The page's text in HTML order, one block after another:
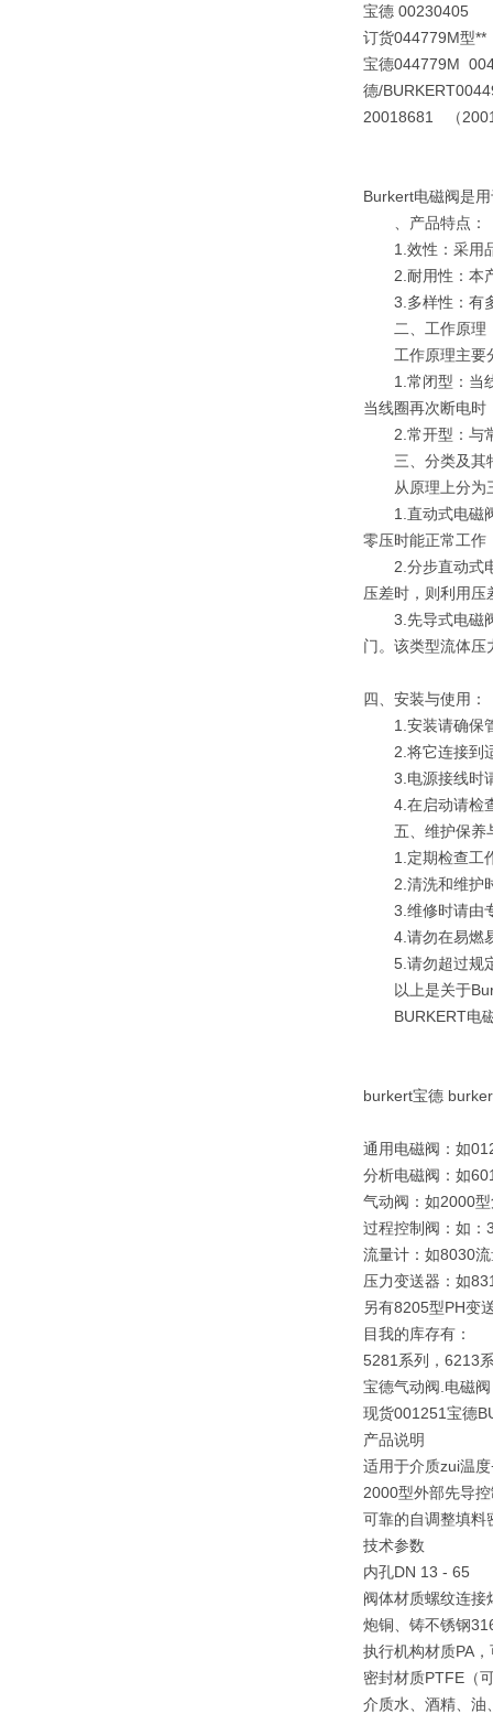
宝德 00230405
订货044779M型**
宝德044779M
德/BURKERT
20018681 （
Burkert电磁阀是
、产品特点：
1.效性：采用品
2.耐用性：本产
3.多样性：有多
二、工作原理
工作原理主要
1.常闭型：当线
当线圈再次断电时
2.常开型：与常
三、分类及其
从原理上分为三
1.直动式电磁阀
零压时能正常工作
2.分步直动式电
压差时，则利用压
3.先导式电磁阀
门。该类型流体压
四、安装与使用：
1.安装请确保管
2.将它连接到适
3.电源接线时请
4.在启动请检查
五、维护保养
1.定期检查工作
2.清洗和维护时
3.维修时请由专
4.请勿在易燃易
5.请勿超过规定
以上是关于
BURKERT电磁
burkert宝德
通用电磁阀：如
分析电磁阀：如
气动阀：如2000
过程控制阀：如：
流量计：如8030
压力变送器：如
另有8205型PH变
目我的库存有：
5281系列，6213
宝德气动阀.电磁阀
现货001251宝德
产品说明
适用于介质zui温
2000型外部先导
可靠的自调整填料
技术参数
内孔DN 13 - 65
阀体材质螺纹连接
炮铜、铸不锈钢
执行机构材质PA
密封材质PTFE（
介质水、酒精、油